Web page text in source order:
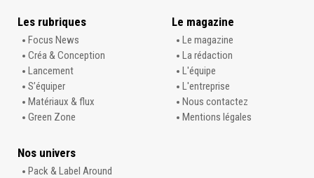
Les rubriques
Focus News
Créa & Conception
Lancement
S’équiper
Matériaux & flux
Green Zone
Le magazine
Le magazine
La rédaction
L'équipe
L'entreprise
Nous contactez
Mentions légales
Nos univers
Pack & Label Around